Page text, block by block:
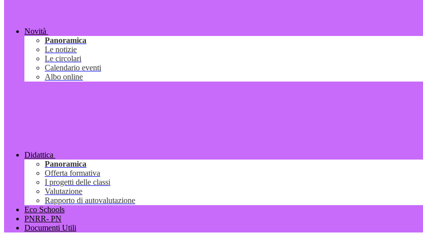
Novità
Panoramica
Le notizie
Le circolari
Calendario eventi
Albo online
Didattica
Panoramica
Offerta formativa
I progetti delle classi
Valutazione
Rapporto di autovalutazione
Eco Schools
PNRR- PN
Documenti Utili